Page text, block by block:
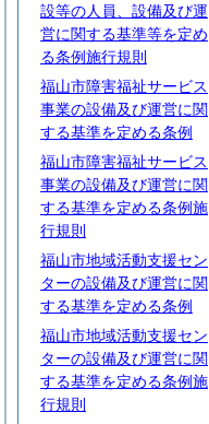
設等の人員、設備及び運
営に関する基準等を定め
る条例施行規則
福山市障害福祉サービス
事業の設備及び運営に関
する基準を定める条例
福山市障害福祉サービス
事業の設備及び運営に関
する基準を定める条例施
行規則
福山市地域活動支援セン
ターの設備及び運営に関
する基準を定める条例
福山市地域活動支援セン
ターの設備及び運営に関
する基準を定める条例施
行規則